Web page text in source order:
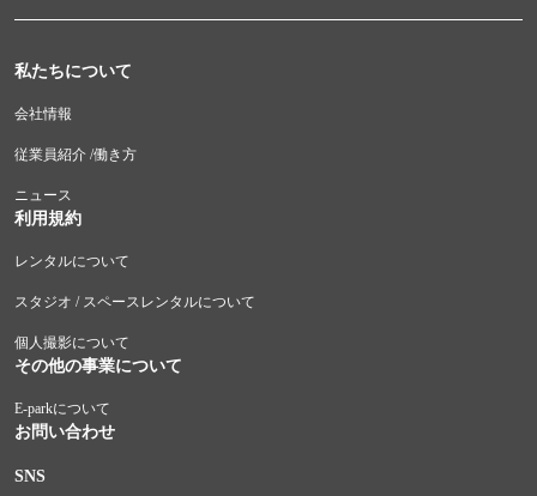
私たちについて
会社情報
従業員紹介 /働き方
ニュース
利用規約
レンタルについて
スタジオ / スペースレンタルについて
個人撮影について
その他の事業について
E-parkについて
お問い合わせ
SNS